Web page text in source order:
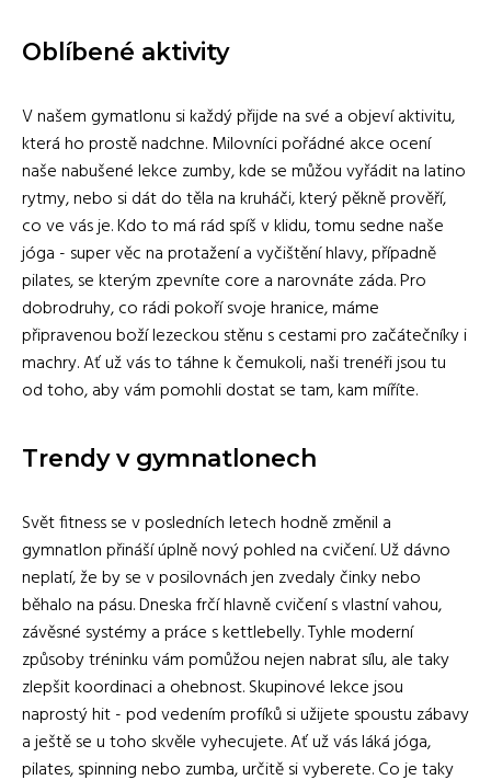
Oblíbené aktivity
V našem gymatlonu si každý přijde na své a objeví aktivitu,
která ho prostě nadchne. Milovníci pořádné akce ocení
naše nabušené lekce zumby, kde se můžou vyřádit na latino
rytmy, nebo si dát do těla na kruháči, který pěkně prověří,
co ve vás je. Kdo to má rád spíš v klidu, tomu sedne naše
jóga - super věc na protažení a vyčištění hlavy, případně
pilates, se kterým zpevníte core a narovnáte záda. Pro
dobrodruhy, co rádi pokoří svoje hranice, máme
připravenou boží lezeckou stěnu s cestami pro začátečníky i
machry. Ať už vás to táhne k čemukoli, naši trenéři jsou tu
od toho, aby vám pomohli dostat se tam, kam míříte.
Trendy v gymnatlonech
Svět fitness se v posledních letech hodně změnil a
gymnatlon přináší úplně nový pohled na cvičení. Už dávno
neplatí, že by se v posilovnách jen zvedaly činky nebo
běhalo na pásu. Dneska frčí hlavně cvičení s vlastní vahou,
závěsné systémy a práce s kettlebelly. Tyhle moderní
způsoby tréninku vám pomůžou nejen nabrat sílu, ale taky
zlepšit koordinaci a ohebnost. Skupinové lekce jsou
naprostý hit - pod vedením profíků si užijete spoustu zábavy
a ještě se u toho skvěle vyhecujete. Ať už vás láká jóga,
pilates, spinning nebo zumba, určitě si vyberete. Co je taky